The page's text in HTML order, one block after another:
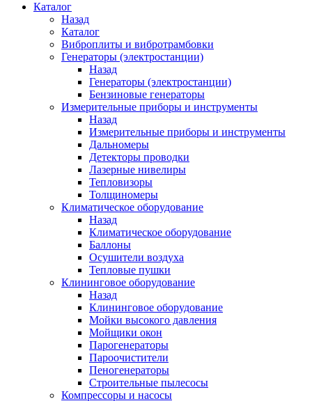
Каталог
Назад
Каталог
Виброплиты и вибротрамбовки
Генераторы (электростанции)
Назад
Генераторы (электростанции)
Бензиновые генераторы
Измерительные приборы и инструменты
Назад
Измерительные приборы и инструменты
Дальномеры
Детекторы проводки
Лазерные нивелиры
Тепловизоры
Толщиномеры
Климатическое оборудование
Назад
Климатическое оборудование
Баллоны
Осушители воздуха
Тепловые пушки
Клининговое оборудование
Назад
Клининговое оборудование
Мойки высокого давления
Мойщики окон
Парогенераторы
Пароочистители
Пеногенераторы
Строительные пылесосы
Компрессоры и насосы